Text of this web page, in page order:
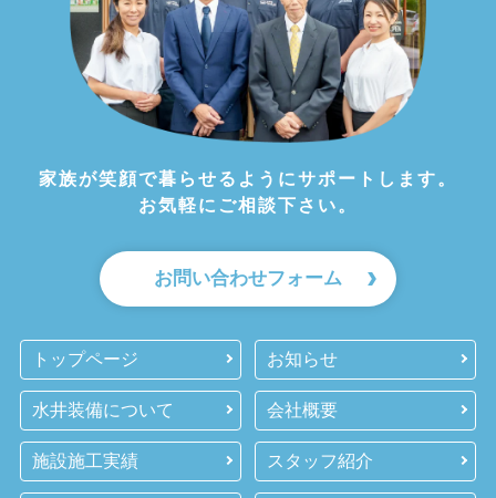
家族が笑顔で暮らせるようにサポートします。
お気軽にご相談下さい。
お問い合わせフォーム
トップページ お知らせ
水井装備について 会社概要
施設施工実績 スタッフ紹介